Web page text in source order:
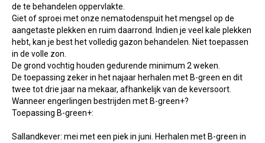
de te behandelen oppervlakte.
Giet of sproei met onze nematodenspuit het mengsel op de
aangetaste plekken en ruim daarrond. Indien je veel kale plekken
hebt, kan je best het volledig gazon behandelen. Niet toepassen
in de volle zon.
De grond vochtig houden gedurende minimum 2 weken.
De toepassing zeker in het najaar herhalen met B-green en dit
twee tot drie jaar na mekaar, afhankelijk van de keversoort.
Wanneer engerlingen bestrijden met B-green+?
Toepassing B-green+:
Sallandkever: mei met een piek in juni. Herhalen met B-green in